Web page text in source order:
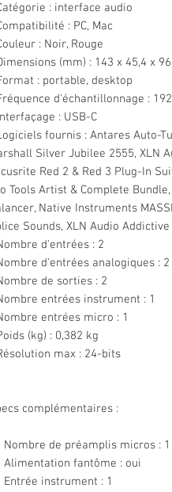
: interface audio
: PC, Mac
: Noir, Rouge
(mm) : 143 x 45,4 x 96
: portable, desktop
d'échantillonnage :
: USB-C
fournis : Antares Auto-
Silver Jubilee 2555, XLN
Red 2 & Red 3 Plug-In
Tools Artist & Complete
Native Instruments
Sounds, XLN Audio Addictive
d'entrées : 2
d'entrées analogiques : 2
de sorties : 2
entrées instrument : 1
entrées micro : 1
(kg) : 0,382 kg
max : 24-bits
complémentaires :
Nombre de préamplis micros : 1
Alimentation fantôme : oui
Entrée instrument : 1